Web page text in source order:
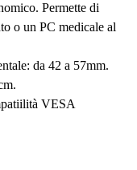
Permette di
o un PC medicale al
da 42 a 57mm.
VESA